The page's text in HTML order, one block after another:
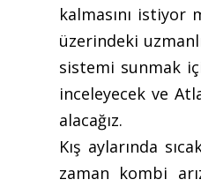
kalmasını istiyor
üzerindeki
sistemi sunmak
inceleyecek ve
alacağız.
Kış aylarında
zaman kombi